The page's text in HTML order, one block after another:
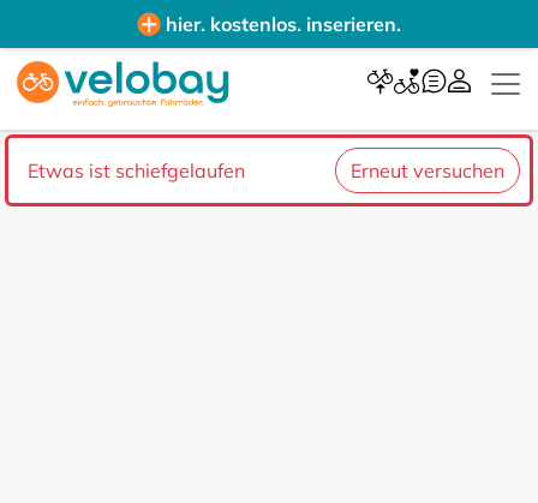
hier. kostenlos. inserieren.
Etwas ist schiefgelaufen Erneut versuchen